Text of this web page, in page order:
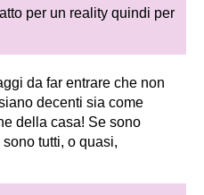
per un reality quindi per
da far entrare che non
decenti sia come
della casa! Se sono
sono tutti, o quasi,